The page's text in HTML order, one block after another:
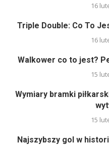
16
Triple Double: Co To
16
Walkower co to jest?
15
Wymiary bramki
15
Najszybszy gol w